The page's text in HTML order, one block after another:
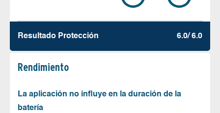
Resultado Protección 6.0/ 6.0
Rendimiento
La aplicación no influye en la duración de la
batería